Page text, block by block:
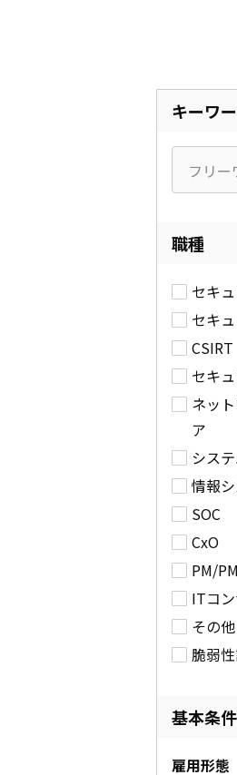
キーワ
職種
セキ
セキ
CSIRT
セキ
ネッ
ア
シス
情報
SOC
CxO
PM/
ITコ
その他
脆弱
基本条件
雇用形態